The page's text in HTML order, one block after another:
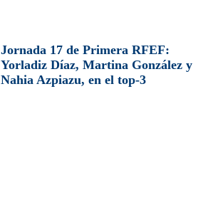
Jornada 17 de Primera RFEF:
Yorladiz Díaz, Martina González y
Nahia Azpiazu, en el top-3